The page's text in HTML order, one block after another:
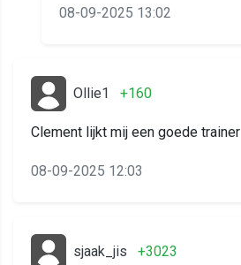
08-09-2025 13:02
Ollie1 +160
Clement lijkt mij een goede trainer
08-09-2025 12:03
sjaak_jis +3023